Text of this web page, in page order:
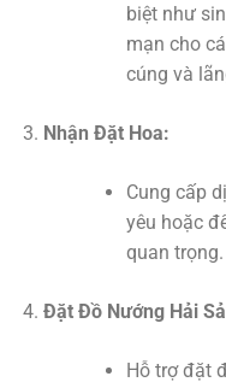
biệt như
mạn cho
cúng và
Nhận Đặt Hoa:
Cung cấp
yêu hoặc
quan trọng.
Đặt Đồ Nướng Hải
Hỗ trợ đặt